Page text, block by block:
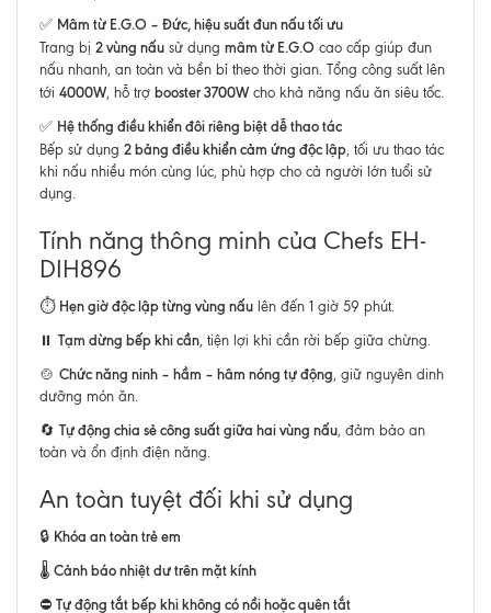
✅ Mâm từ E.G.O – Đức, hiệu suất đun nấu tối ưu
Trang bị 2 vùng nấu sử dụng mâm từ E.G.O cao cấp giúp đun
nấu nhanh, an toàn và bền bỉ theo thời gian. Tổng công suất lên
tới 4000W, hỗ trợ booster 3700Wcho khả năng nấu ăn siêu tốc.
✅ Hệ thống điều khiển đôi riêng biệt dễ thao tác
Bếp sử dụng 2 bảng điều khiển cảm ứng độc lập, tối ưu thao tác
khi nấu nhiều món cùng lúc, phù hợp cho cả người lớn tuổi sử
dụng.
Tính năng thông minh của Chefs EH-
DIH896
⏱️ Hẹn giờ độc lập từng vùng nấu lên đến 1 giờ 59 phút.
⏸️ Tạm dừng bếp khi cần, tiện lợi khi cần rời bếp giữa chừng.
🍲 Chức năng ninh – hầm – hâm nóng tự động, giữ nguyên dinh
dưỡng món ăn.
🔄 Tự động chia sẻ công suất giữa hai vùng nấu, đảm bảo an
toàn và ổn định điện năng.
An toàn tuyệt đối khi sử dụng
🔒 Khóa an toàn trẻ em
🌡️ Cảnh báo nhiệt dư trên mặt kính
⛔ Tự động tắt bếp khi không có nồi hoặc quên tắt